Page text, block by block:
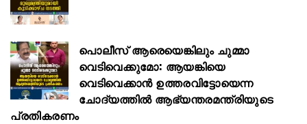
പൊലീസ് ആരെയെങ്കിലും ചുമ്മാ
വെടിവെക്കുമോ: ആയങ്കിയെ
വെടിവെക്കാൻ ഉത്തരവിട്ടോയെന്ന
ചോദ്യത്തിൽ ആഭ്യന്തരമന്ത്രിയുടെ
പ്രതികരണം